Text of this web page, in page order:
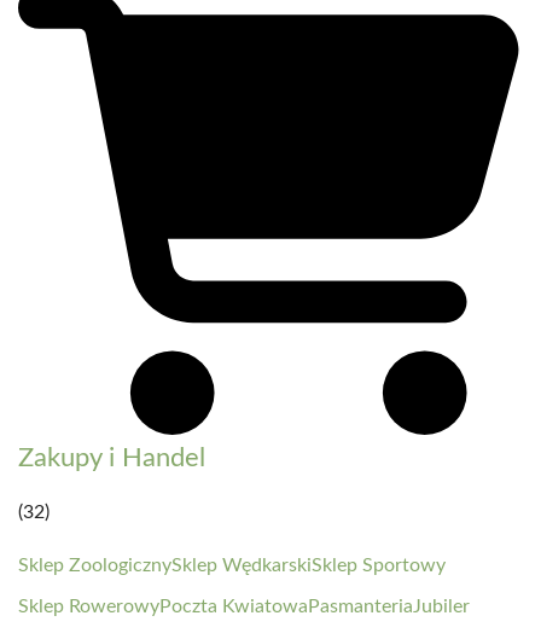
Zakupy i Handel
(32)
Sklep ZoologicznySklep WędkarskiSklep Sportowy
Sklep RowerowyPoczta Kwiatowa PasmanteriaJubiler